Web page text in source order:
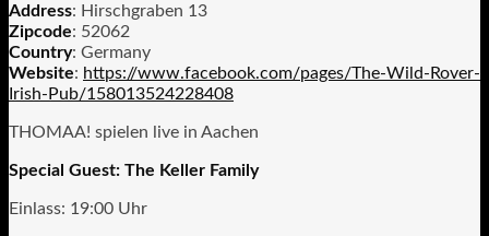
Address: Hirschgraben 13
Zipcode: 52062
Country: Germany
Website: https://www.facebook.com/pages/The-Wild-Rover-
Irish-Pub/158013524228408
THOMAA! spielen live in Aachen
Special Guest: The Keller Family
Einlass: 19:00 Uhr